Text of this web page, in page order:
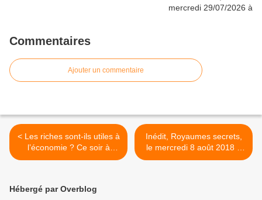
Commentaires
Ajouter un commentaire
< Les riches sont-ils utiles à
l’économie ? Ce soir à
22h50 sur France 2 dans
Inédit, Royaumes secrets,
le mercredi 8 août 2018 à
20h50 sur France 5 >
Hébergé par Overblog